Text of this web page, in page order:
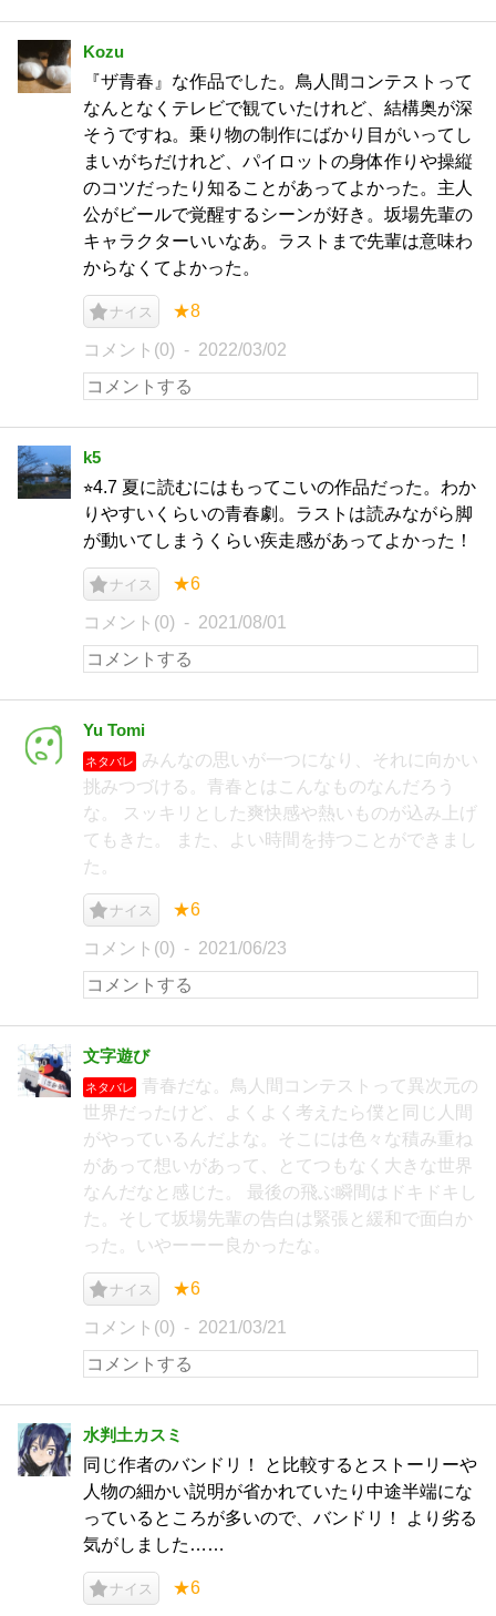
Kozu
『ザ青春』な作品でした。鳥人間コンテストって
なんとなくテレビで観ていたけれど、結構奥が深
そうですね。乗り物の制作にばかり目がいってし
まいがちだけれど、パイロットの身体作りや操縦
のコツだったり知ることがあってよかった。主人
公がビールで覚醒するシーンが好き。坂場先輩の
キャラクターいいなあ。ラストまで先輩は意味わ
からなくてよかった。
ナイス ★8
コメント(0) 2022/03/02
k5
⭐︎4.7 夏に読むにはもってこいの作品だった。わか
りやすいくらいの青春劇。ラストは読みながら脚
が動いてしまうくらい疾走感があってよかった！
ナイス ★6
コメント(0) 2021/08/01
Yu Tomi
ネタバレ
みんなの思いが一つになり、それに向かい
挑みつづける。青春とはこんなものなんだろう
な。 スッキリとした爽快感や熱いものが込み上げ
てもきた。 また、よい時間を持つことができまし
た。
ナイス ★6
コメント(0) 2021/06/23
文字遊び
ネタバレ
青春だな。鳥人間コンテストって異次元の
世界だったけど、よくよく考えたら僕と同じ人間
がやっているんだよな。そこには色々な積み重ね
があって想いがあって、とてつもなく大きな世界
なんだなと感じた。 最後の飛ぶ瞬間はドキドキし
た。そして坂場先輩の告白は緊張と緩和で面白か
った。いやーーー良かったな。
ナイス ★6
コメント(0) 2021/03/21
水判土カスミ
同じ作者のバンドリ！ と比較するとストーリーや
人物の細かい説明が省かれていたり中途半端にな
っているところが多いので、バンドリ！ より劣る
気がしました……
ナイス ★6